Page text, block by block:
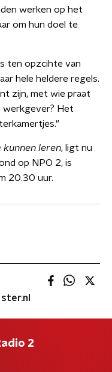
werken op het
om hun doel te
ten opzcihte van
hele heldere regels.
zijn, met wie praat
werkgever? Het
leren, ligt nu
op NPO 2, is
20.30 uur.
2